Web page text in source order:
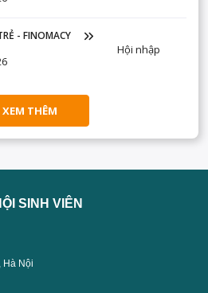
- FINOMACY
Hội nhập
XEM THÊM
SINH VIÊN
Hà Nội